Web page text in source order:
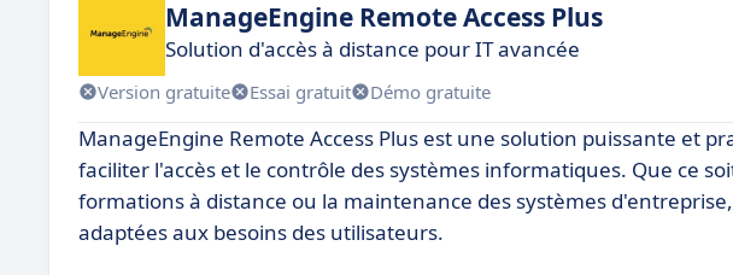
ManageEngine Remote Access Plus
Solution d'accès à distance pour IT avancée
Version gratuite Essai gratuit Démo gratuite
ManageEngine Remote Access Plus est une solution puissante et
faciliter l'accès et le contrôle des systèmes informatiques. Que ce
formations à distance ou la maintenance des systèmes
adaptées aux besoins des utilisateurs.